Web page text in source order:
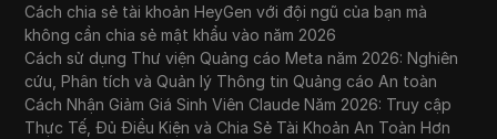
Cách chia sẻ tài khoản HeyGen với đội ngũ của bạn mà
không cần chia sẻ mật khẩu vào năm 2026
Cách sử dụng Thư viện Quảng cáo Meta năm 2026: Nghiên
cứu, Phân tích và Quản lý Thông tin Quảng cáo An toàn
Cách Nhận Giảm Giá Sinh Viên Claude Năm 2026: Truy cập
Thực Tế, Đủ Điều Kiện và Chia Sẻ Tài Khoản An Toàn Hơn